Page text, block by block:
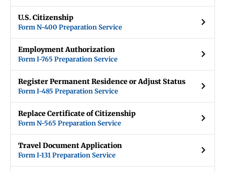
U.S. Citizenship
Form N-400 Preparation Service
Employment Authorization
Form I-765 Preparation Service
Register Permanent Residence or Adjust Status
Form I-485 Preparation Service
Replace Certificate of Citizenship
Form N-565 Preparation Service
Travel Document Application
Form I-131 Preparation Service